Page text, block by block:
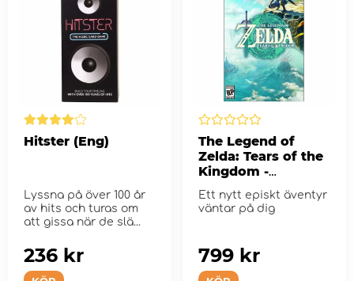
Hitster (Eng)
Lyssna på över 100 år
av hits och turas om
att gissa när de slä...
236 kr
The Legend of
Zelda: Tears of the
Kingdom -
Nintendo Switch
Ett nytt episkt äventyr
väntar på dig
799 kr